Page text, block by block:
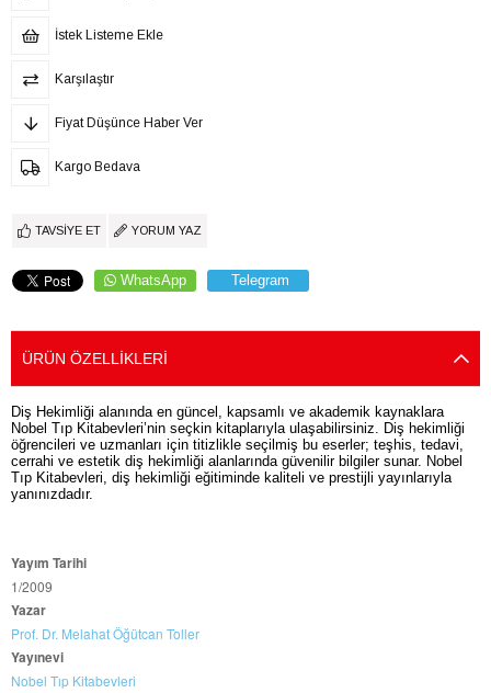
İstek Listeme Ekle
Karşılaştır
Fiyat Düşünce Haber Ver
Kargo Bedava
TAVSIYE ET YORUM YAZ
WhatsApp Telegram
ÜRÜN ÖZELLIKLERI
Diş Hekimliği alanında en güncel, kapsamlı ve akademik kaynaklara
Nobel Tıp Kitabevleri’nin seçkin kitaplarıyla ulaşabilirsiniz. Diş hekimliği
öğrencileri ve uzmanları için titizlikle seçilmiş bu eserler; teşhis, tedavi,
cerrahi ve estetik diş hekimliği alanlarında güvenilir bilgiler sunar. Nobel
Tıp Kitabevleri, diş hekimliği eğitiminde kaliteli ve prestijli yayınlarıyla
yanınızdadır.
Yayım Tarihi
1/2009
Yazar
Prof. Dr. Melahat Öğütcan Toller
Yayınevi
Nobel Tıp Kitabevleri